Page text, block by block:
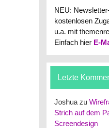
NEU:
kostenlosen
u.a. mit
Einfach hier E-
Letzte
Joshuazu
Strich auf dem
Screendesign